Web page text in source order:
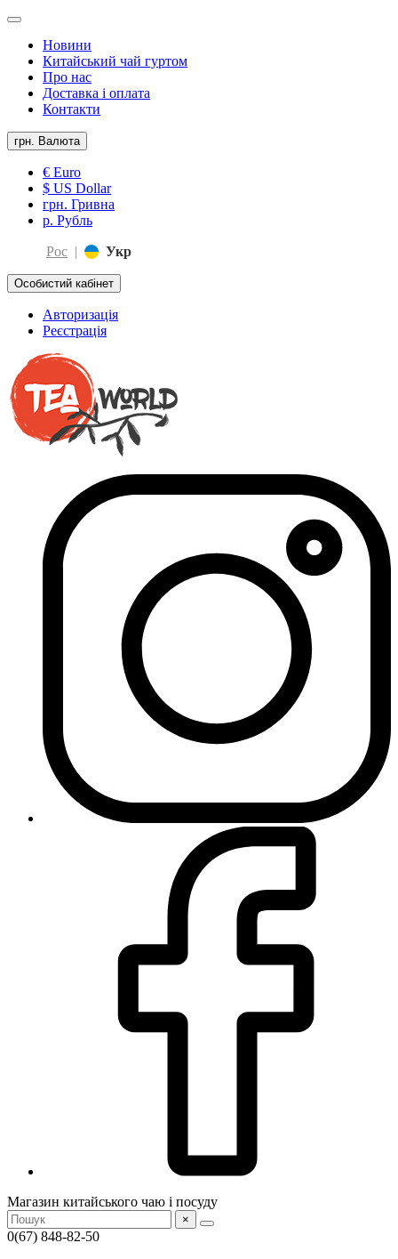
Новини
Китайський чай гуртом
Про нас
Доставка і оплата
Контакти
грн. Валюта
€ Euro
$ US Dollar
грн. Гривна
р. Рубль
Рос | Укр
Особистий кабінет
Авторизація
Реєстрація
Магазин китайського чаю і посуду
×
0(67) 848-82-50